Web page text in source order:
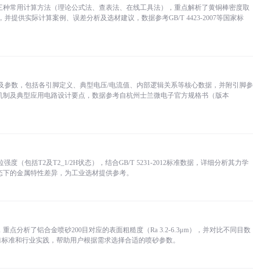
常用计算方法（理论公式法、查表法、在线工具法），重点解析了黄铜棒密度取
并提供实际计算案例、误差分析及选材建议，数据参考GB/T 4423-2007等国家标
参数，包括各引脚定义、典型电压/电流值、内部逻辑关系等核心数据，并附引脚参
及典型应用电路设计要点，数据参考自杭州士兰微电子官方规格书（版本
度（包括T2及T2_1/2H状态），结合GB/T 5231-2012标准数据，详细分析其力学
的金属特性差异，为工业选材提供参考。
点分析了铝合金喷砂200目对应的表面粗糙度（Ra 3.2-6.3μm），并对比不同目数
准和行业实践，帮助用户根据需求选择合适的喷砂参数。